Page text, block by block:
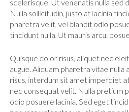
scelerisque. Ut venenatis nulla sed
Nulla sollicitudin, justo at lacinia
pharetra velit, vel blandit odio
tincidunt nulla. Ut mauris arcu,
Quisque dolor risus, aliquet nec
augue. Aliquam pharetra vitae nulla
risus, interdum sit amet imperdiet
nec consequat velit. Nulla pretium
odio posuere lacinia. Sed eget